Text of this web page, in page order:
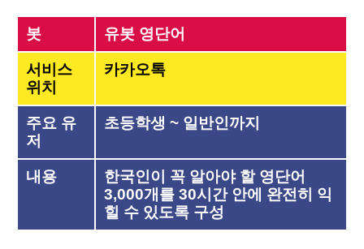
봇 유봇 영단어
서비스
위치
카카오톡
주요 유
저
초등학생 ~ 일반인까지
내용
한국인이 꼭 알아야 할 영단어
3,000개를 30시간 안에 완전히 익
힐 수 있도록 구성